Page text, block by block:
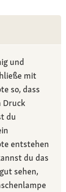
und
mit
so, dass
Druck
du
entstehen
du das
sehen,